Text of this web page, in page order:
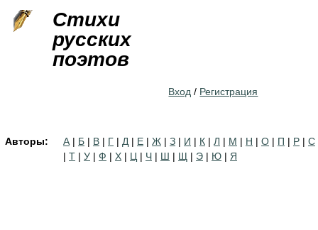
Стихи
русских
поэтов
Вход / Регистрация
Авторы: А | Б | В | Г | Д | Е | Ж | З | И | К | Л | М | Н | О | П | Р | С
| Т | У | Ф | Х | Ц | Ч | Ш | Щ | Э | Ю | Я